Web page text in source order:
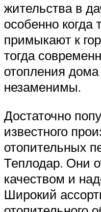
жительства в
особенно когда
примыкают к
тогда
отопления
незаменимы.
Достаточно
известного
отопительных
Теплодар. Они
качеством и
Широкий